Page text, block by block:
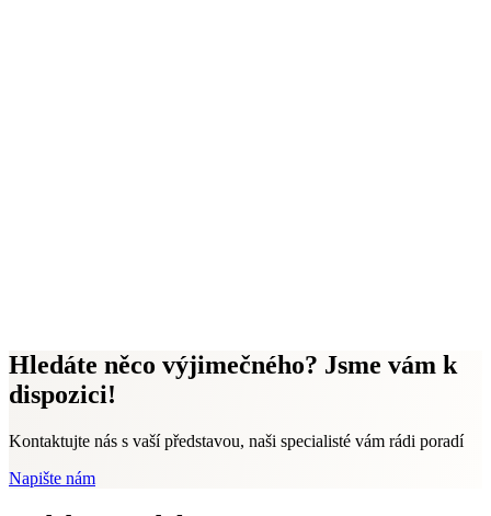
Hledáte něco výjimečného? Jsme vám k
dispozici!
Kontaktujte nás s vaší představou, naši specialisté vám rádi poradí
Napište nám